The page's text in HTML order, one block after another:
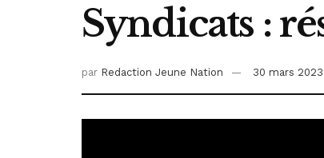
Syndicats :
par Redaction Jeune Nation 30 mars 2023